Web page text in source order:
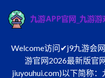
Welcome访问✔j9九游会
游官网2026最新版官
jiuyouhui.com)以下简称